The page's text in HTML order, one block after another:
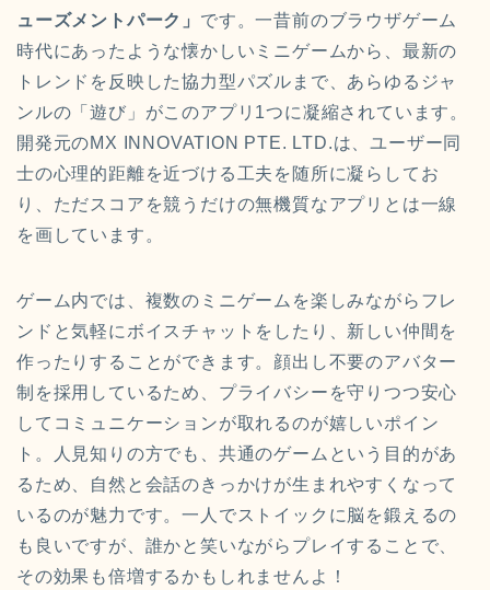
ューズメントパーク」 です。一昔前のブラウザゲーム
時代にあったような懐かしいミニゲームから、最新の
トレンドを反映した協力型パズルまで、あらゆるジャ
ンルの「遊び」がこのアプリ1つに凝縮されています。
開発元のMX INNOVATION PTE. LTD.は、ユーザー同
士の心理的距離を近づける工夫を随所に凝らしてお
り、ただスコアを競うだけの無機質なアプリとは一線
を画しています。
ゲーム内では、複数のミニゲームを楽しみながらフレ
ンドと気軽にボイスチャットをしたり、新しい仲間を
作ったりすることができます。顔出し不要のアバター
制を採用しているため、プライバシーを守りつつ安心
してコミュニケーションが取れるのが嬉しいポイン
ト。人見知りの方でも、共通のゲームという目的があ
るため、自然と会話のきっかけが生まれやすくなって
いるのが魅力です。一人でストイックに脳を鍛えるの
も良いですが、誰かと笑いながらプレイすることで、
その効果も倍増するかもしれませんよ！